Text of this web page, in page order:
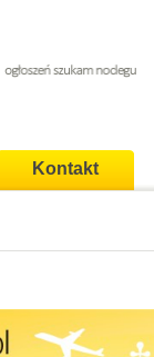
Kontakt